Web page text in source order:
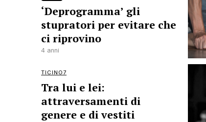
‘Deprogramma’ gli
stupratori per evitare che
ci riprovino
4 anni
TICINO7
Tra lui e lei:
attraversamenti di
genere e di vestiti